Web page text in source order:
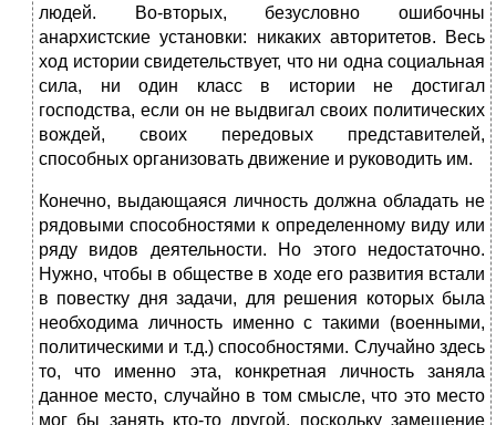
людей. Во-вторых, безусловно ошибочны
анархистские установки: никаких авторитетов. Весь
ход истории свидетельствует, что ни одна социальная
сила, ни один класс в истории не достигал
господства, если он не выдвигал своих политических
вождей, своих передовых представителей,
способных организовать движение и руководить им.
Конечно, выдающаяся личность должна обладать не
рядовыми способностями к определенному виду или
ряду видов деятельности. Но этого недостаточно.
Нужно, чтобы в обществе в ходе его развития встали
в повестку дня задачи, для решения которых была
необходима личность именно с такими (военными,
политическими и т.д.) способностями. Случайно здесь
то, что именно эта, конкретная личность заняла
данное место, случайно в том смысле, что это место
мог бы занять кто-то другой, поскольку замещение